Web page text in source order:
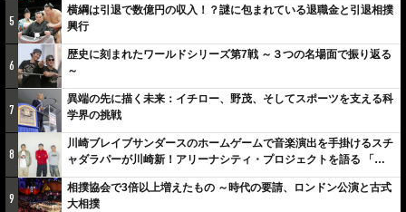
5
横綱は引退で数億円の収入！？謎に包まれている退職金と引退相撲
興行
6
歴史に刻まれたワールドシリーズ第7戦 ～３つの名場面で振り返る
～
7
異端の先に描く未来：イチロー、野茂、そしてスポーツを支える科
学界の挑戦
8
川崎ブレイブサンダースのホームゲームで音楽演出を手掛けるスチ
ャダラパーが川崎新！アリーナシティ・プロジェクトを語る 「楽
しみでしかないでしょ。川崎は、ずっと成長曲線だから」
9
相撲協会で3倍以上増えたもの ～時代の要請、ロンドン公演と古式
大相撲